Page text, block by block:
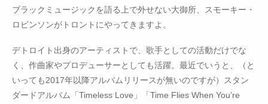
ブラックミュージックを語る上で外せない大御所、スモーキー・
ロビンソンがトロントにやってきますよ。
デトロイト出身のアーティストで、歌手としての活動だけでな
く、作曲家やプロデューサーとしても活躍。最近でいうと、（と
いっても2017年以降アルバムリリースが無いのですが）スタン
ダードアルバム「Timeless Love」「Time Flies When You’re